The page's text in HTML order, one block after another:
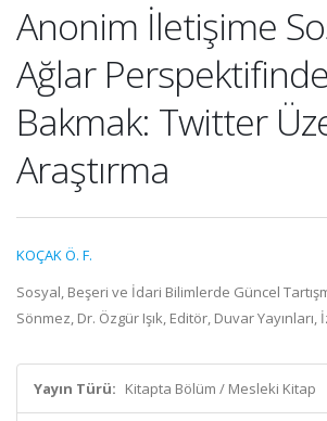
Anonim İletişime
Ağlar
Bakmak: Twitter
Araştırma
KOÇAK Ö. F.
Sosyal, Beşeri ve İdari Bilimlerde Güncel
Sönmez, Dr. Özgür Işık, Editör, Duvar Yayınları,
Yayın Türü: Kitapta Bölüm / Mesleki Kitap